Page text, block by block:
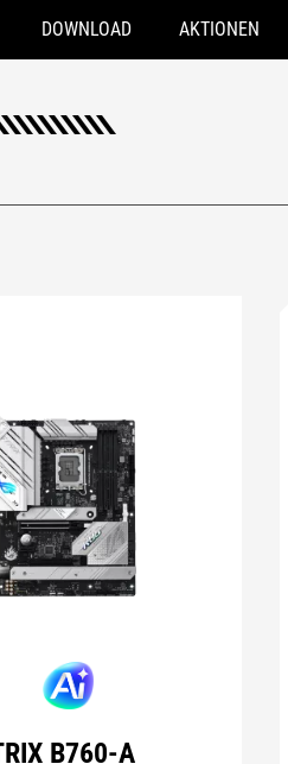
DOWNLOAD AKTIONEN
B760-A